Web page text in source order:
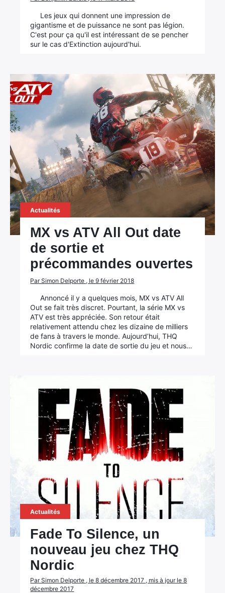
Les jeux qui donnent une impression de
gigantisme et de puissance ne sont pas légion.
C'est pour ça qu'il est intéressant de se pencher
sur le cas d'Extinction aujourd'hui.
Actualités
MX vs ATV All Out date
de sortie et
précommandes ouvertes
Par Simon Delporte , le 9 février 2018
Annoncé il y a quelques mois, MX vs ATV All
Out se fait très discret. Pourtant, la série MX vs
ATV est très appréciée. Son retour était
relativement attendu chez les dizaine de milliers
de fans à travers le monde. Aujourd’hui, THQ
Nordic confirme la date de sortie du jeu et nous…
Actualités
Fade To Silence, un
nouveau jeu chez THQ
Nordic
Par Simon Delporte , le 8 décembre 2017 , mis à jour le 8
décembre 2017